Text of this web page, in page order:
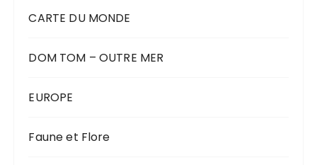
CARTE DU MONDE
DOM TOM – OUTRE MER
EUROPE
Faune et Flore